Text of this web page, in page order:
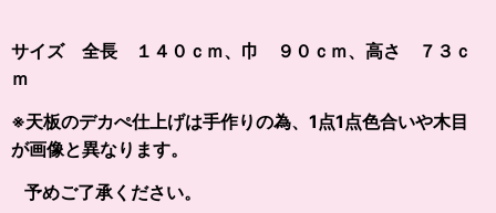
サイズ 全長 １４０ｃｍ、巾 ９０ｃｍ、高さ ７３ｃ
ｍ
※天板のデカぺ仕上げは手作りの為、1点1点色合いや木目
が画像と異なります。
予めご了承ください。